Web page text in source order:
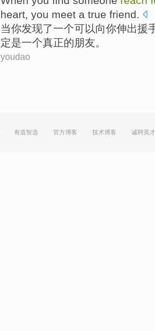
heart, you meet a true friend.
当你发现了一个可以向你伸出援
定是一个真正的朋友。
youdao
有道智选 官方博客 技术博客 诚聘英才